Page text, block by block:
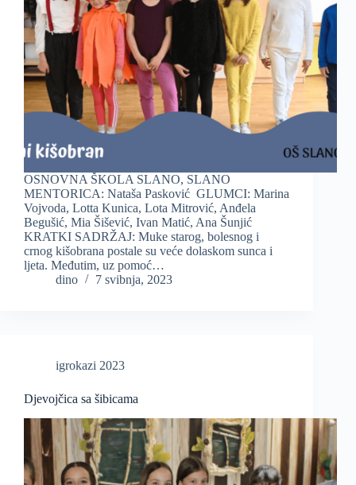
OSNOVNA ŠKOLA SLANO, SLANO
MENTORICA: Nataša Pasković GLUMCI: Marina
Vojvoda, Lotta Kunica, Lota Mitrović, Anđela
Begušić, Mia Šišević, Ivan Matić, Ana Šunjić
KRATKI SADRŽAJ: Muke starog, bolesnog i
crnog kišobrana postale su veće dolaskom sunca i
ljeta. Međutim, uz pomoć…
dino
7 svibnja, 2023
igrokazi 2023
Djevojčica sa šibicama